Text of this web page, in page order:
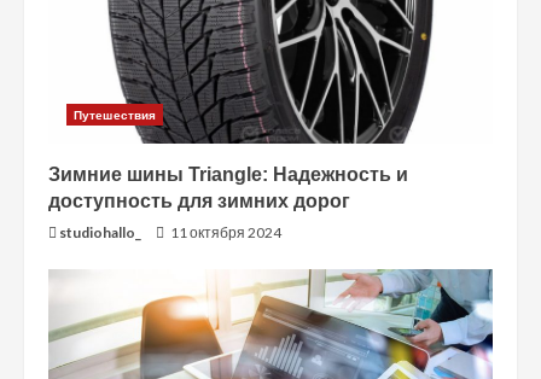
Путешествия
Зимние шины Triangle: Надежность и
доступность для зимних дорог
studiohallo_ 11 октября 2024